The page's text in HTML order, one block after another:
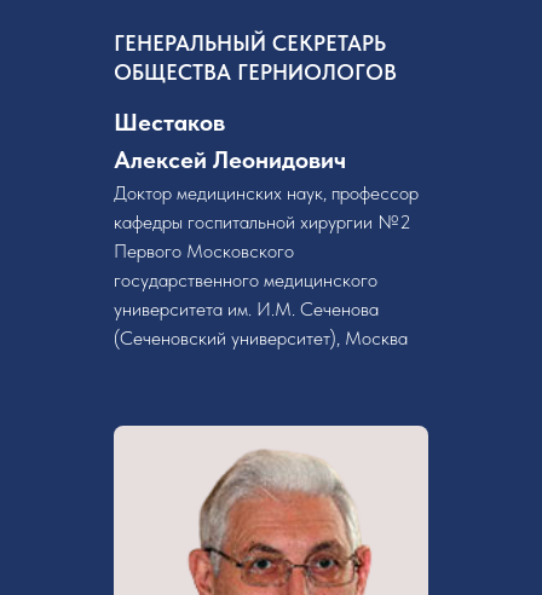
ГЕНЕРАЛЬНЫЙ СЕКРЕТАРЬ
ОБЩЕСТВА ГЕРНИОЛОГОВ
Шестаков
Алексей Леонидович
Доктор медицинских наук, профессор
кафедры госпитальной хирургии №2
Первого Московского
государственного медицинского
университета им. И.М. Сеченова
(Сеченовский университет), Москва